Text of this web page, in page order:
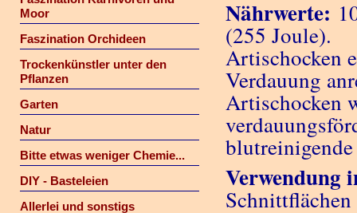
Moor
Faszination Orchideen
Trockenkünstler unter den
Pflanzen
Garten
Natur
Bitte etwas weniger Chemie...
DIY - Basteleien
Allerlei und sonstigs
Nährwerte:
(255 Joule).
Artischocken
Verdauung
Artischocken
Verwendung